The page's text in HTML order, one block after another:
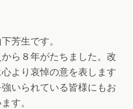
芳生です。
ら８年がたちました。改
より哀悼の意を表します
いられている皆様にもお
す。